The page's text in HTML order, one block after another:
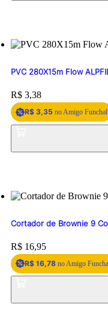
PVC 280X15m Flow
Price:
R$ 3,38
R$ 3,35 no Amigo Funchal
Cortador de Brownie 9
Price:
R$ 16,95
R$ 16,78 no Amigo